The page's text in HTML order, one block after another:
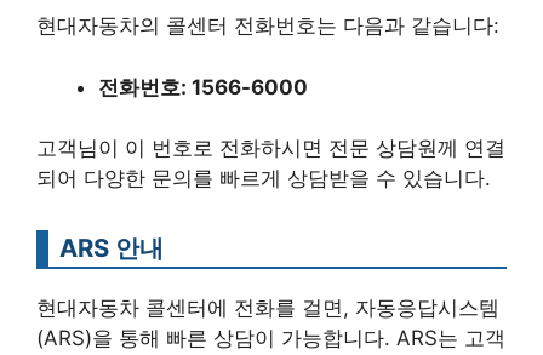
현대자동차의 콜센터 전화번호는 다음과 같습니다:
전화번호: 1566-6000
고객님이 이 번호로 전화하시면 전문 상담원께 연결
되어 다양한 문의를 빠르게 상담받을 수 있습니다.
ARS 안내
현대자동차 콜센터에 전화를 걸면, 자동응답시스템
(ARS)을 통해 빠른 상담이 가능합니다. ARS는 고객